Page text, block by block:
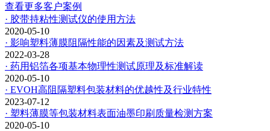
查看更多客户案例
· 胶带持粘性测试仪的使用方法
2020-05-10
· 影响塑料薄膜阻隔性能的因素及测试方法
2022-03-28
· 药用铝箔各项基本物理性测试原理及标准解读
2020-05-10
· EVOH高阻隔塑料包装材料的优越性及行业特性
2023-07-12
· 塑料薄膜等包装材料表面油墨印刷质量检测方案
2020-05-10